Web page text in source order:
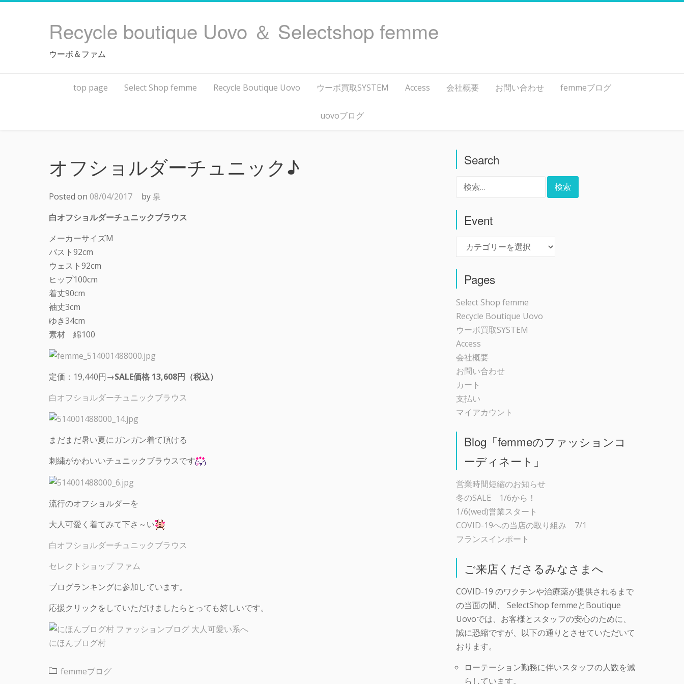
Recycle boutique Uovo ＆ Selectshop femme
ウーボ＆ファム
top page Select Shop femme Recycle Boutique Uovo ウーボ買取SYSTEM Access 会社概要 お問い合わせ femmeブログ
uovoブログ
オフショルダーチュニック♪
Posted on 08/04/2017 by 泉
白オフショルダーチュニックブラウス
メーカーサイズM
バスト92cm
ウェスト92cm
ヒップ100cm
着丈90cm
袖丈3cm
ゆき34cm
素材 綿100
定価：19,440円→SALE価格 13,608円（税込）
白オフショルダーチュニックブラウス
まだまだ暑い夏にガンガン着て頂ける
刺繍がかわいいチュニックブラウスです
流行のオフショルダーを
大人可愛く着てみて下さ～い
白オフショルダーチュニックブラウス
セレクトショップ ファム
ブログランキングに参加しています。
応援クリックをしていただけましたらとっても嬉しいです。
にほんブログ村
femmeブログ
Search
Event
Pages
Select Shop femme
Recycle Boutique Uovo
ウーボ買取SYSTEM
Access
会社概要
お問い合わせ
カート
支払い
マイアカウント
Blog「femmeのファッションコ
ーディネート」
営業時間短縮のお知らせ
冬のSALE 1/6から！
1/6(wed)営業スタート
COVID-19への当店の取り組み 7/1
フランスインポート
ご来店くださるみなさまへ
COVID-19 のワクチンや治療薬が提供されるまで
の当面の間、 SelectShop femmeとBoutique
Uovoでは、お客様とスタッフの安心のために、
誠に恐縮ですが、以下の通りとさせていただいて
おります。
ローテーション勤務に伴いスタッフの人数を減
らしています。